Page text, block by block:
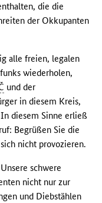
die die
der Okkupanten
alle freien, legalen
wiederholen,
und der
in diesem Kreis,
diesem Sinne erließ
Begrüßen Sie die
nicht provozieren.
schwere
nicht nur zur
und Diebstählen